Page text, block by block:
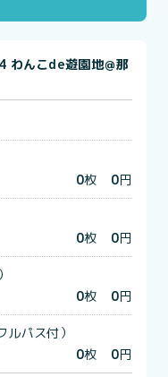
わんこde遊園地＠那
0枚 0円
0枚 0円
0枚 0円
パス付）
0枚 0円